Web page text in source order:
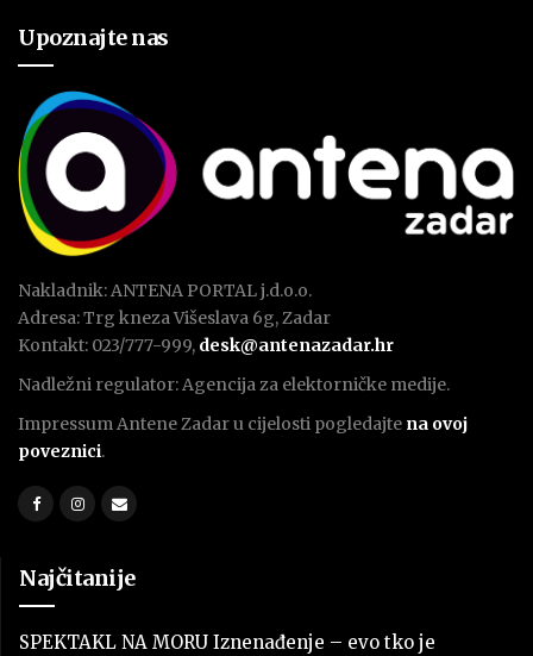
Upoznajte nas
Nakladnik: ANTENA PORTAL j.d.o.o.
Adresa: Trg kneza Višeslava 6g, Zadar
Kontakt: 023/777-999, desk@antenazadar.hr
Nadležni regulator: Agencija za elektorničke medije.
Impressum Antene Zadar u cijelosti pogledajte na ovoj
poveznici.
Najčitanije
SPEKTAKL NA MORU Iznenađenje – evo tko je